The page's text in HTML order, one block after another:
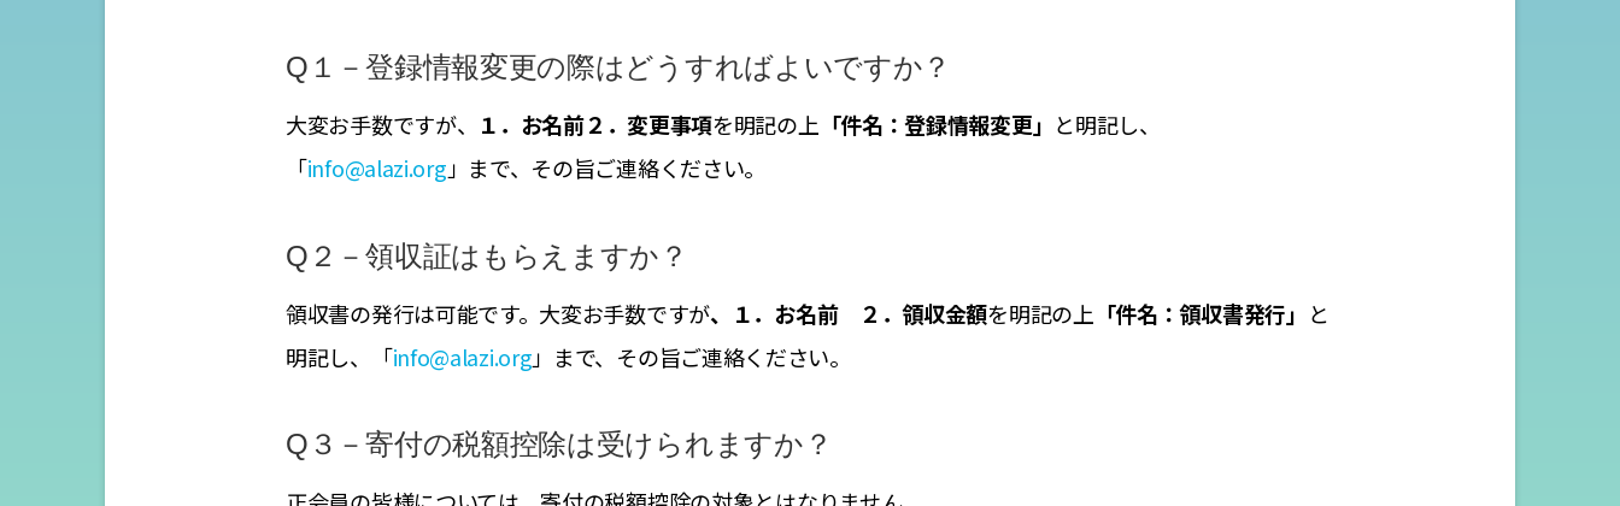
Q１－登録情報変更の際はどうすればよいですか？
大変お手数ですが、 １．お名前２．変更事項を明記の上 「件名：登録情報変更」 と明記し、
「info@alazi.org 」まで、その旨ご連絡ください。
Q２－領収証はもらえますか？
領収書の発行は可能です。大変お手数ですが、１．お名前 ２．領収金額を明記の上 「件名：領収書発行」 と
明記し、「info@alazi.org」まで、その旨ご連絡ください。
Q３－寄付の税額控除は受けられますか？